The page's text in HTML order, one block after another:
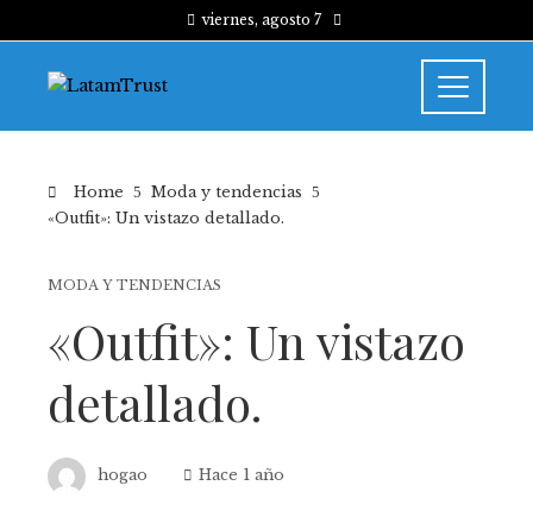
viernes, agosto 7
Home
Moda y tendencias
«Outfit»: Un vistazo detallado.
MODA Y TENDENCIAS
«Outfit»: Un vistazo
detallado.
hogao Hace 1 año